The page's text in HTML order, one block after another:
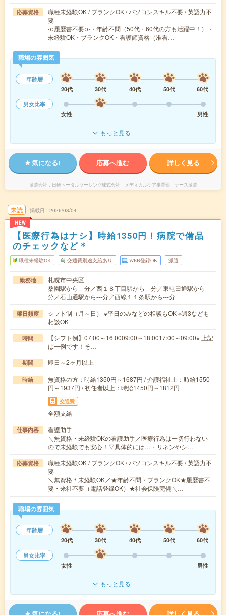
応募資格
職種未経験OK / ブランクOK / パソコンスキル不要 / 英語力不
要
≪履歴書不要≫・年齢不問（50代・60代の方も活躍中！）・
未経験OK・ブランクOK・看護師資格（准看…
職場の雰囲気
年齢層
20代
30代 40代 50代
60代
男女比率
女性
男性
もっと見る
気になる! 応募へ進む 詳しく見る
派遣会社 日研トータルソーシング株式会社 メディカルケア事業部 ナース派遣
未読
NEW
掲載日 2026/08/04
【医療行為はナシ】時給1350円！病院で備品
のチェックなど＊
職種未経験OK 交通費別途支給あり WEB登録OK 派遣
勤務地
札幌市中央区
桑園駅から---分／西１８丁目駅から---分／東屯田通駅から---
分／石山通駅から---分／西線１１条駅から---分
曜日頻度
シフト制（月～日） ※平日のみなどの相談もOK ※週3なども
相談OK
時間
【シフト例】07:00～16:0009:00～18:0017:00～09:00※ 上記
は一例です！そ…
期間 即日～2ヶ月以上
時給
無資格の方：時給1350円～1687円 / 介護福祉士：時給1550
円～1937円 / 初任者以上：時給1450円～1812円
交通費
全額支給
仕事内容
看護助手
＼無資格・未経験OKの看護助手／医療行為は一切行わない
ので未経験でも安心！▽具体的には…・リネンやシ…
応募資格
職種未経験OK / ブランクOK / パソコンスキル不要 / 英語力不
要
＼無資格＊未経験OK／★年齢不問・ブランクOK★履歴書不
要・来社不要（電話登録OK）★社会保険完備＼…
職場の雰囲気
年齢層
20代
30代 40代 50代
60代
男女比率
女性
男性
もっと見る